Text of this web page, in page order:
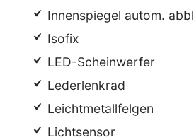
Innenspiegel autom.
Isofix
LED-Scheinwerfer
Lederlenkrad
Leichtmetallfelgen
Lichtsensor